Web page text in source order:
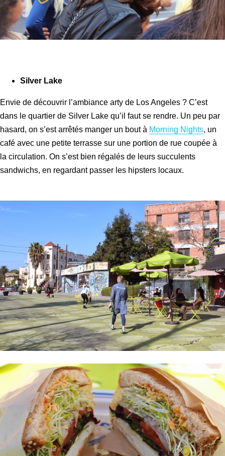
Silver Lake
Envie de découvrir l’ambiance arty de Los Angeles ? C’est
dans le quartier de Silver Lake qu’il faut se rendre. Un peu par
hasard, on s’est arrêtés manger un bout à Morning Nights, un
café avec une petite terrasse sur une portion de rue coupée à
la circulation. On s’est bien régalés de leurs succulents
sandwichs, en regardant passer les hipsters locaux.